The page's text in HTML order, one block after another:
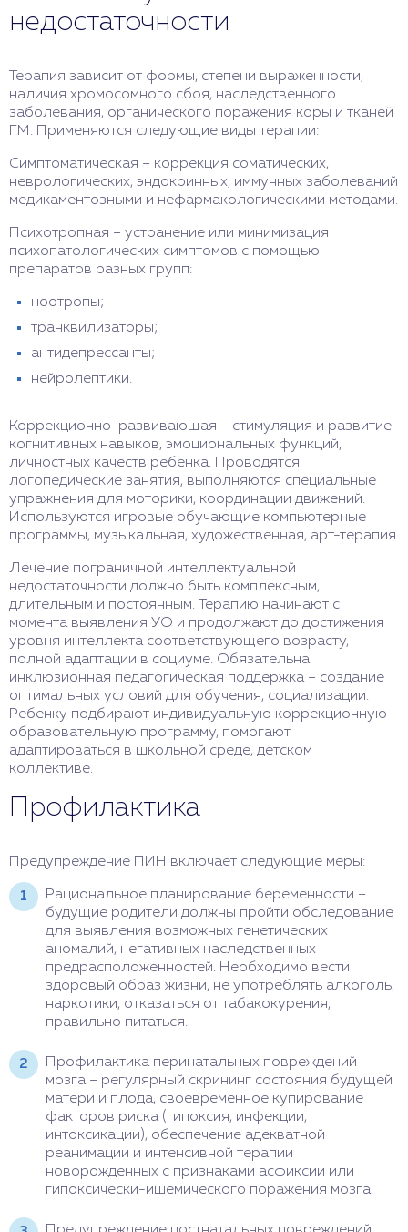
недостаточности
Терапия зависит от формы, степени выраженности,
наличия хромосомного сбоя, наследственного
заболевания, органического поражения коры и тканей
ГМ. Применяются следующие виды терапии:
Симптоматическая – коррекция соматических,
неврологических, эндокринных, иммунных заболеваний
медикаментозными и нефармакологическими методами.
Психотропная – устранение или минимизация
психопатологических симптомов с помощью
препаратов разных групп:
ноотропы;
транквилизаторы;
антидепрессанты;
нейролептики.
Коррекционно-развивающая – стимуляция и развитие
когнитивных навыков, эмоциональных функций,
личностных качеств ребенка. Проводятся
логопедические занятия, выполняются специальные
упражнения для моторики, координации движений.
Используются игровые обучающие компьютерные
программы, музыкальная, художественная, арт-терапия.
Лечение пограничной интеллектуальной
недостаточности должно быть комплексным,
длительным и постоянным. Терапию начинают с
момента выявления УО и продолжают до достижения
уровня интеллекта соответствующего возрасту,
полной адаптации в социуме. Обязательна
инклюзионная педагогическая поддержка – создание
оптимальных условий для обучения, социализации.
Ребенку подбирают индивидуальную коррекционную
образовательную программу, помогают
адаптироваться в школьной среде, детском
коллективе.
Профилактика
Предупреждение ПИН включает следующие меры:
Рациональное планирование беременности –
будущие родители должны пройти обследование
для выявления возможных генетических
аномалий, негативных наследственных
предрасположенностей. Необходимо вести
здоровый образ жизни, не употреблять алкоголь,
наркотики, отказаться от табакокурения,
правильно питаться.
Профилактика перинатальных повреждений
мозга – регулярный скрининг состояния будущей
матери и плода, своевременное купирование
факторов риска (гипоксия, инфекции,
интоксикации), обеспечение адекватной
реанимации и интенсивной терапии
новорожденных с признаками асфиксии или
гипоксически-ишемического поражения мозга.